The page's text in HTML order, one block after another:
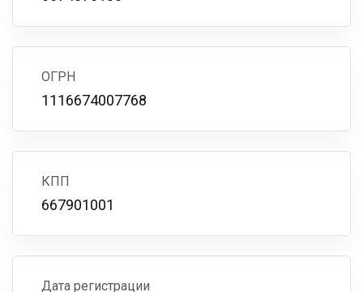
ОГРН
1116674007768
КПП
667901001
Дата регистрации